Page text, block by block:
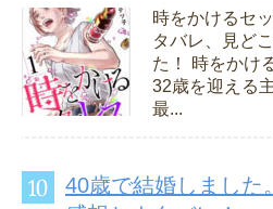
時をかけるセ
タバレ、見ど
た！ 時をかけ
32歳を迎える
最...
40歳で結婚しました